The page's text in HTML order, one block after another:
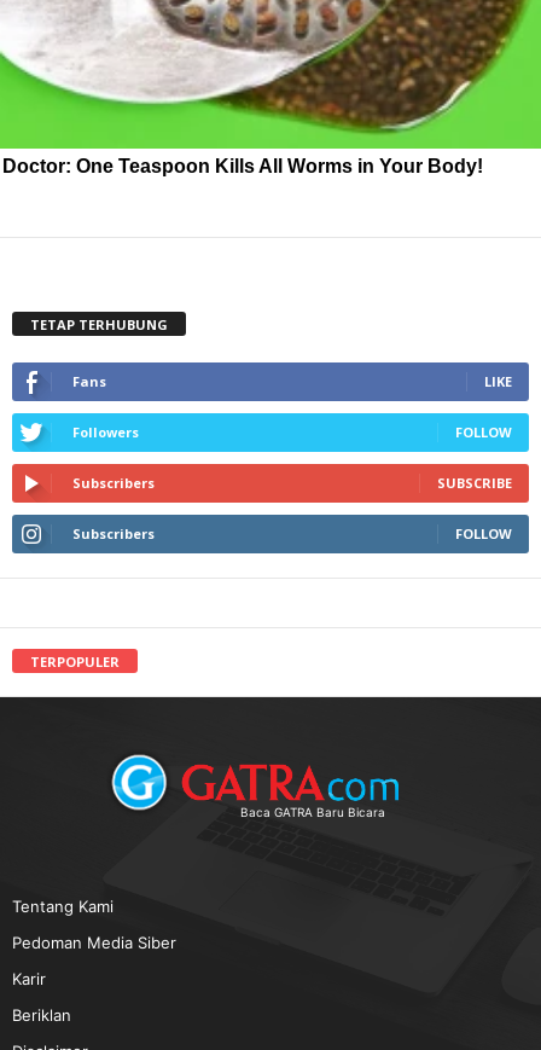
Doctor: One Teaspoon Kills All Worms in Your Body!
TETAP TERHUBUNG
Fans LIKE
Followers FOLLOW
Subscribers SUBSCRIBE
Subscribers FOLLOW